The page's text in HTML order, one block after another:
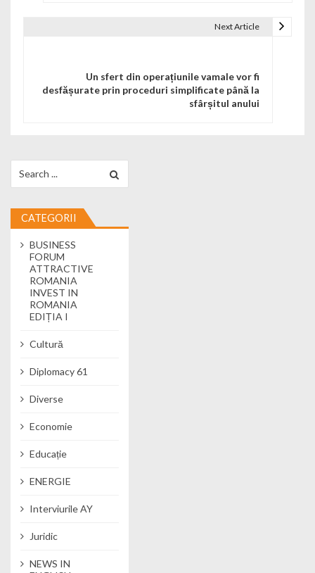
Next Article
Un sfert din operațiunile vamale vor fi
desfășurate prin proceduri simplificate până la
sfârșitul anului
CATEGORII
BUSINESS
FORUM
ATTRACTIVE
ROMANIA
INVEST IN
ROMANIA
EDIȚIA I
Cultură
Diplomacy 61
Diverse
Economie
Educație
ENERGIE
Interviurile AY
Juridic
NEWS IN